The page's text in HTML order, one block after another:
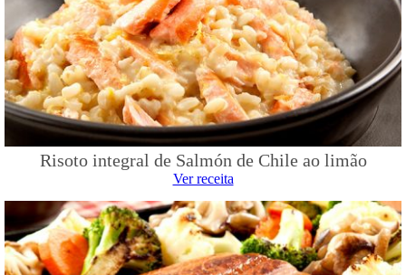
Risoto integral de Salmón de Chile ao limão
Ver receita